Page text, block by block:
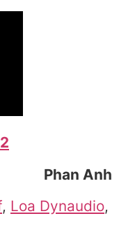
Phan Anh
, Loa Dynaudio,